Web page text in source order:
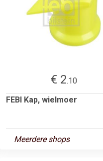
€ 2.10
FEBI Kap, wielmoer
Meerdere shops